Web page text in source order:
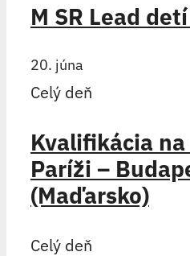
M SR Lead
20. júna
Celý deň
Kvalifikácia
Paríži –
(Maďarsko)
Celý deň